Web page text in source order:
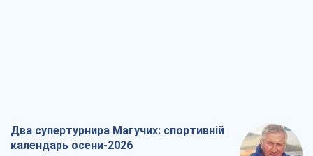
Два супертурнира Магучих: спортивній
календарь осени-2026